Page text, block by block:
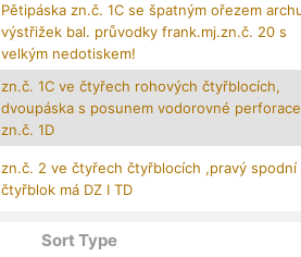
Pětipáska zn.č. 1C se špatným ořezem
výstřižek bal. průvodky frank.mj.zn.č. 20 s
velkým nedotiskem!
zn.č. 1C ve čtyřech rohových čtyřblocích,
dvoupáska s posunem vodorovné
zn.č. 1D
zn.č. 2 ve čtyřech čtyřblocích ,pravý spodní
čtyřblok má DZ I TD
Sort Type